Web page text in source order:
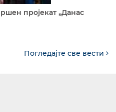
пројекат „Данас
Погледајте све вести